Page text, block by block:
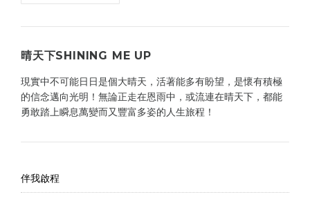
晴天下SHINING ME UP
現實中不可能日日是個大晴天，活著能多有盼望，是懷有積極
的信念邁向光明！無論正走在恩雨中，或流連在晴天下，都能
勇敢踏上瞬息萬變而又豐富多姿的人生旅程！
伴我啟程